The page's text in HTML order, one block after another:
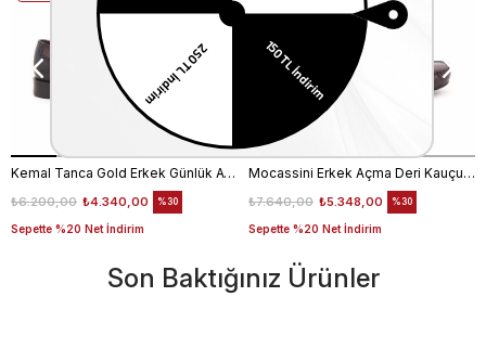
Kemal Tanca Gold Erkek Günlük Ayakkabı 6612-152
₺4.340,00
₺6.200,00
Sepette %20 Net İndirim
%30
Mocassini Erkek Açma Deri Kauçuk Taban Bordo Günlük Ayakkabı
₺5.348,00
₺7.640,00
Sepette %20 Net İndirim
%30
Son Baktığınız Ürünler